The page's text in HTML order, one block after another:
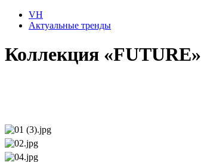
VH
Актуальные тренды
Коллекция «FUTURE»